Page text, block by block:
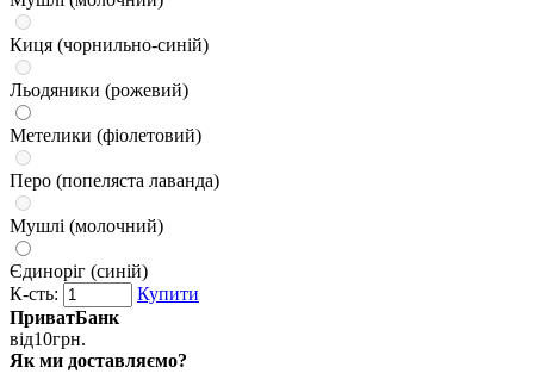
Киця (чорнильно-синій)
Льодяники (рожевий)
Метелики (фіолетовий)
Перо (попеляста лаванда)
Мушлі (молочний)
Єдиноріг (синій)
К-сть:
Купити
ПриватБанк
від10грн.
Як ми доставляємо?